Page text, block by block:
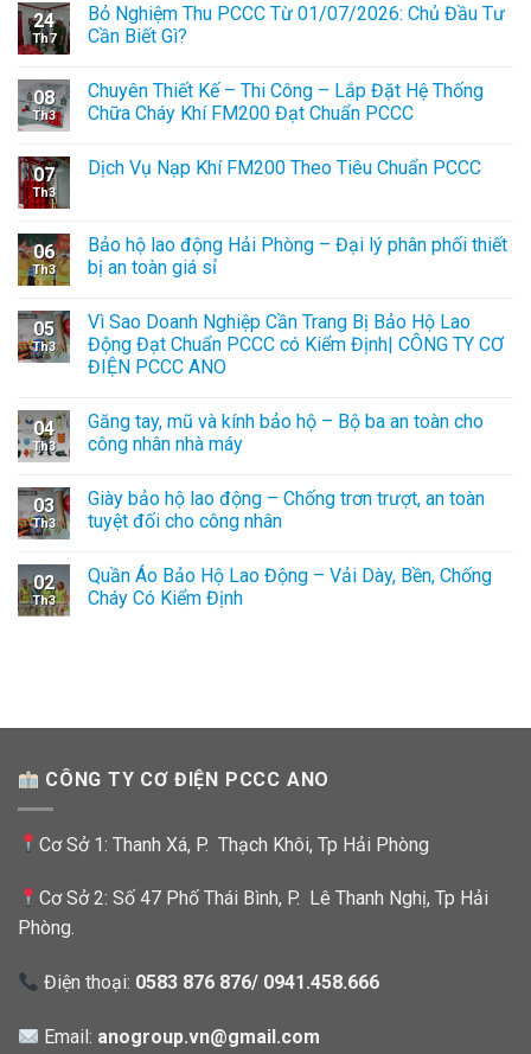
24
Th7
Bỏ Nghiệm Thu PCCC Từ 01/07/2026: Chủ Đầu Tư
Cần Biết Gì?
08
Th3
Chuyên Thiết Kế – Thi Công – Lắp Đặt Hệ Thống
Chữa Cháy Khí FM200 Đạt Chuẩn PCCC
07
Th3
Dịch Vụ Nạp Khí FM200 Theo Tiêu Chuẩn PCCC
06
Th3
Bảo hộ lao động Hải Phòng – Đại lý phân phối thiết
bị an toàn giá sỉ
05
Th3
Vì Sao Doanh Nghiệp Cần Trang Bị Bảo Hộ Lao
Động Đạt Chuẩn PCCC có Kiểm Định| CÔNG TY CƠ
ĐIỆN PCCC ANO
04
Th3
Găng tay, mũ và kính bảo hộ – Bộ ba an toàn cho
công nhân nhà máy
03
Th3
Giày bảo hộ lao động – Chống trơn trượt, an toàn
tuyệt đối cho công nhân
02
Th3
Quần Áo Bảo Hộ Lao Động – Vải Dày, Bền, Chống
Cháy Có Kiểm Định
CÔNG TY CƠ ĐIỆN PCCC ANO
Cơ Sở 1: Thanh Xá, P. Thạch Khôi, Tp Hải Phòng
Cơ Sở 2: Số 47 Phố Thái Bình, P. Lê Thanh Nghị, Tp Hải
Phòng.
Điện thoại: 0583 876 876/ 0941.458.666
Email: anogroup.vn@gmail.com